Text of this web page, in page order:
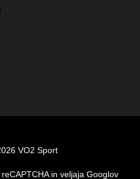
VO2 Sport
in veljaja Googlov